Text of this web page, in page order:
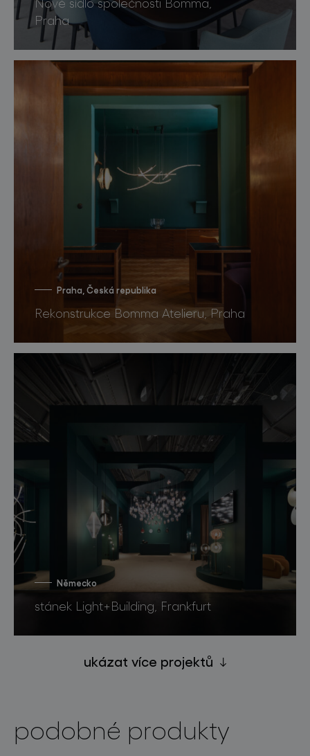
Praha
Praha, Česká republika
Rekonstrukce Bomma Atelieru, Praha
Německo
stánek Light+Building, Frankfurt
ukázat více projektů
podobné produkty